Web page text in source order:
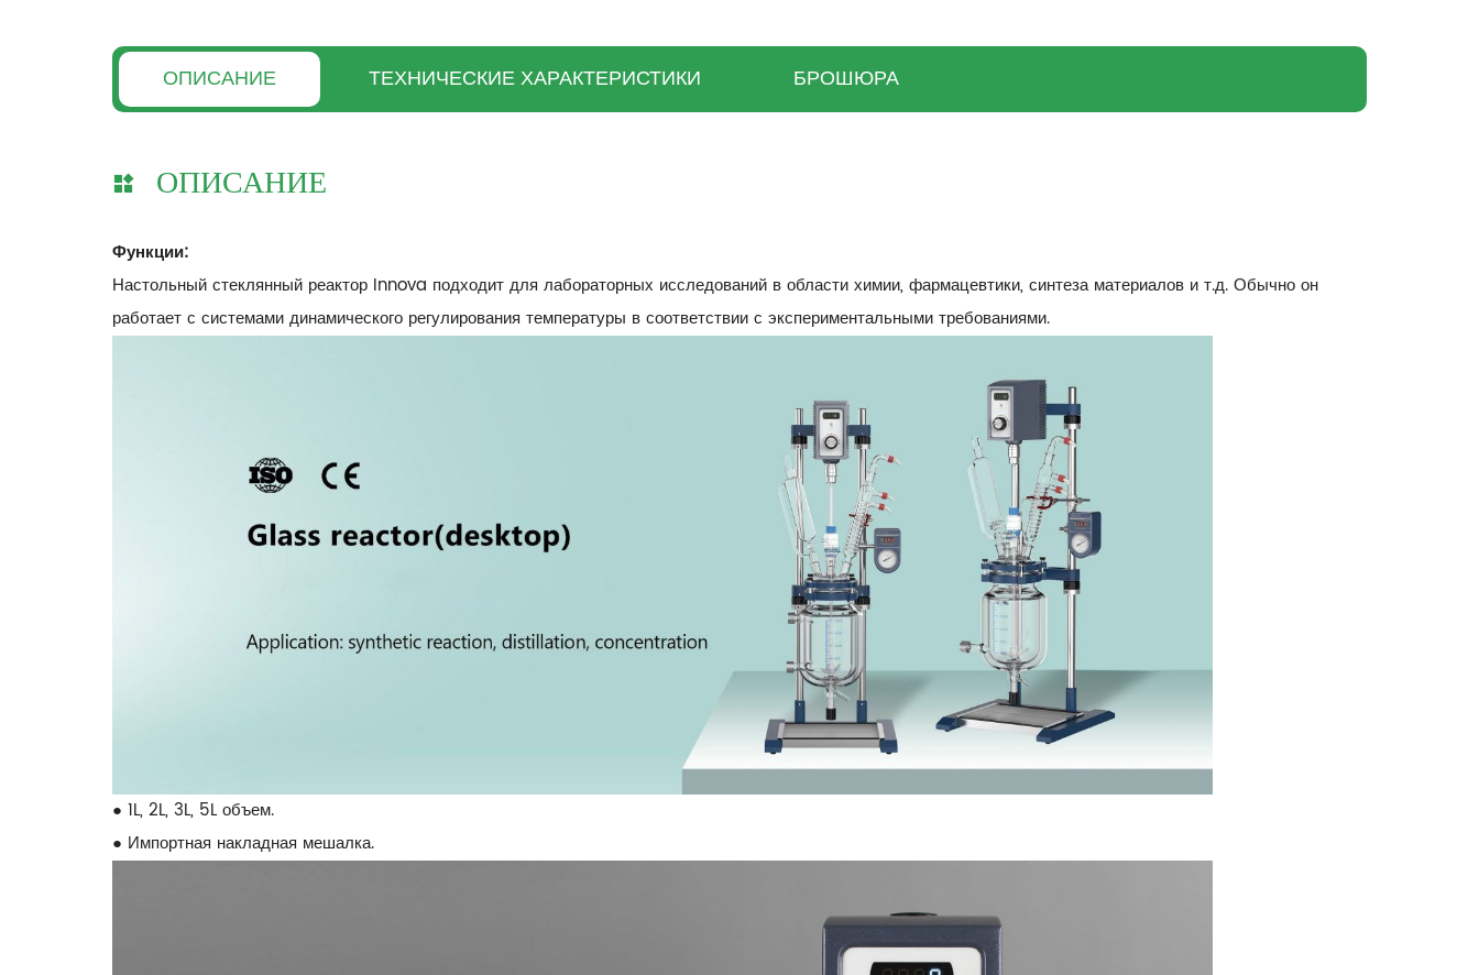
ОПИСАНИЕ ТЕХНИЧЕСКИЕ ХАРАКТЕРИСТИКИ БРОШЮРА
ОПИСАНИЕ
Функции:
Настольный стеклянный реактор Innova подходит для лабораторных исследований в области химии, фармацевтики, синтеза материалов и т.д. Обычно он
работает с системами динамического регулирования температуры в соответствии с экспериментальными требованиями.
● 1L, 2L, 3L, 5L объем.
● Импортная накладная мешалка.